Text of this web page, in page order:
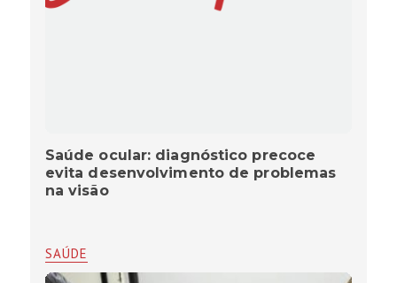
Saúde ocular: diagnóstico precoce
evita desenvolvimento de problemas
na visão
SAÚDE